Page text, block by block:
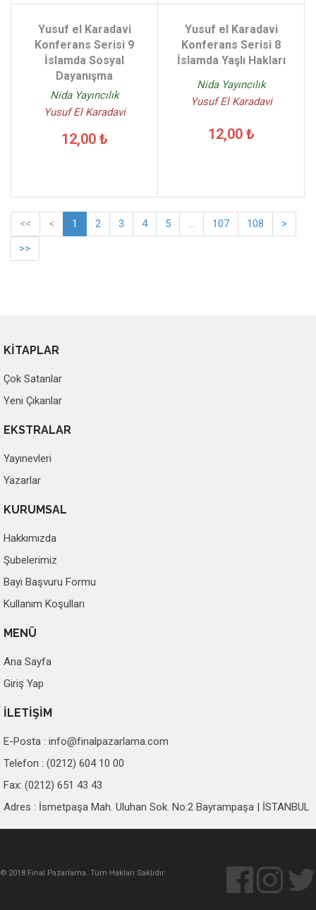
Yusuf el Karadavi
Konferans Serisi 9
İslamda Sosyal
Dayanışma
Nida Yayıncılık
Yusuf El Karadavi
12,00 ₺
Yusuf el Karadavi
Konferans Serisi 8
İslamda Yaşlı Hakları
Nida Yayıncılık
Yusuf El Karadavi
12,00 ₺
<< < 1 2 3 4 5 ... 107 108
>
>>
KİTAPLAR
Çok Satanlar
Yeni Çıkanlar
EKSTRALAR
Yayınevleri
Yazarlar
KURUMSAL
Hakkımızda
Şubelerimiz
Bayi Başvuru Formu
Kullanım Koşulları
MENÜ
Ana Sayfa
Giriş Yap
İLETİŞİM
E-Posta : info@finalpazarlama.com
Telefon : (0212) 604 10 00
Fax: (0212) 651 43 43
Adres : İsmetpaşa Mah. Uluhan Sok. No:2 Bayrampaşa | İSTANBUL
© 2018 Final Pazarlama. Tüm Hakları Saklıdır.